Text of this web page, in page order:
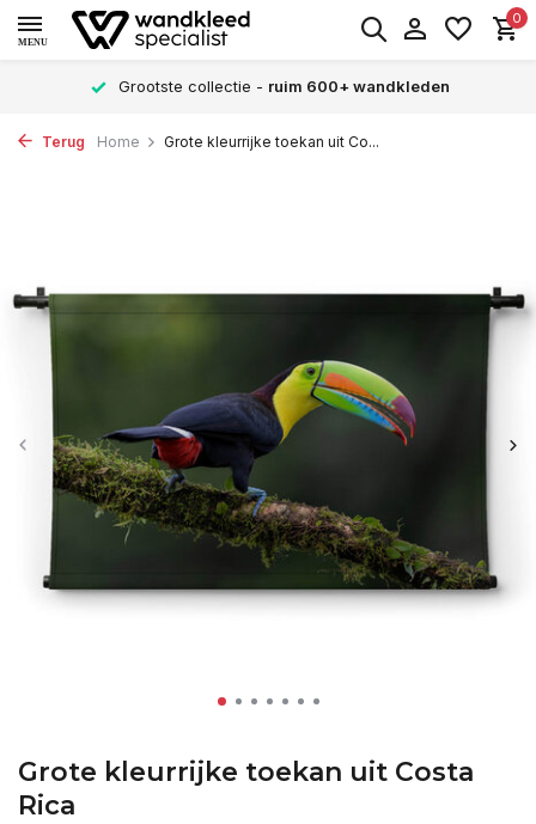
MENU
0
Grootste collectie - ruim 600+ wandkleden
Terug Home Grote kleurrijke toekan uit Co...
Grote kleurrijke toekan uit Costa
Rica